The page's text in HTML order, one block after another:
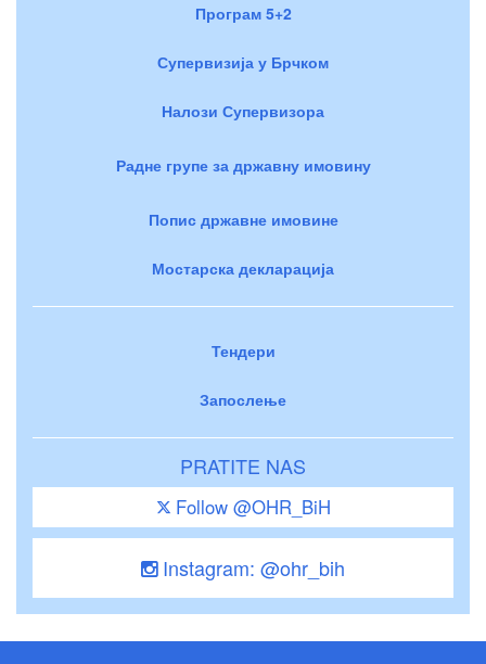
Програм 5+2
Супервизија у Брчком
Налози Супервизора
Радне групе за државну имовину
Попис државне имовине
Мостарска декларација
Тендери
Запослење
PRATITE NAS
Follow @OHR_BiH
Instagram: @ohr_bih